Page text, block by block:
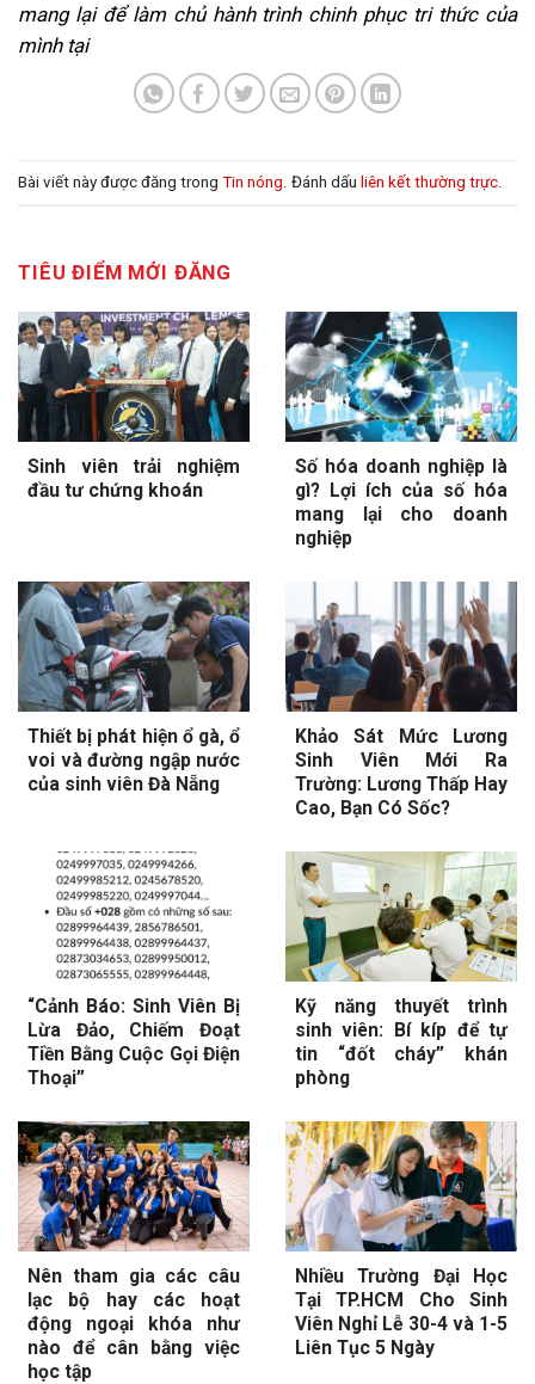
mang lại để làm chủ hành trình chinh phục tri thức của
mình tại
Bài viết này được đăng trong Tin nóng . Đánh dấu liên kết thường trực
TIÊU ĐIỂM MỚI ĐĂNG
Sinh viên trải nghiệm
đầu tư chứng khoán
Số hóa doanh nghiệp là
gì? Lợi ích của số hóa
mang lại cho doanh
nghiệp
Thiết bị phát hiện ổ gà, ổ
voi và đường ngập nước
của sinh viên Đà Nẵng
Khảo Sát Mức Lương
Sinh Viên Mới Ra
Trường: Lương Thấp Hay
Cao, Bạn Có Sốc?
“Cảnh Báo: Sinh Viên Bị
Lừa Đảo, Chiếm Đoạt
Tiền Bằng Cuộc Gọi Điện
Thoại”
Kỹ năng thuyết trình
sinh viên: Bí kíp để tự
tin “đốt cháy” khán
phòng
Nên tham gia các câu
lạc bộ hay các hoạt
động ngoại khóa như
nào để cân bằng việc
học tập
Nhiều Trường Đại Học
Tại TP.HCM Cho Sinh
Viên Nghỉ Lễ 30-4 và 1-5
Liên Tục 5 Ngày